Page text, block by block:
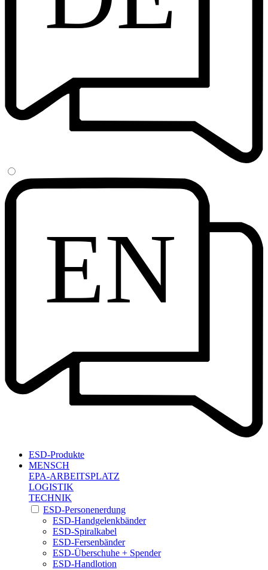
EN
ESD-Produkte
MENSCH
EPA-ARBEITSPLATZ
LOGISTIK
TECHNIK
ESD-Personenerdung
ESD-Handgelenkbänder
ESD-Spiralkabel
ESD-Fersenbänder
ESD-Überschuhe + Spender
ESD-Handlotion